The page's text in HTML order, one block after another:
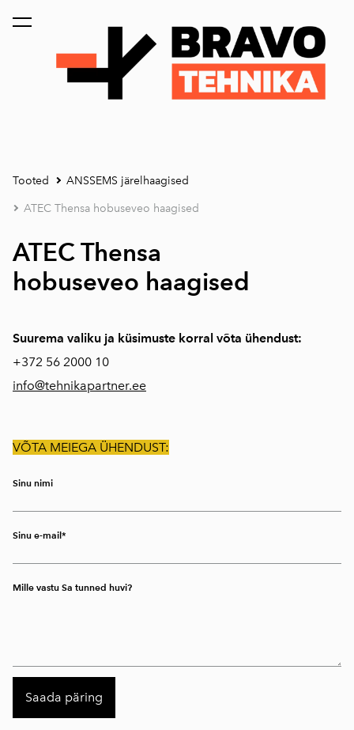
lisati ostukorvi. Vaata ostukorvi
Tooted ANSSEMS järelhaagised
ATEC Thensa hobuseveo haagised
ATEC Thensa
hobuseveo haagised
Suurema valiku ja küsimuste korral võta ühendust:
+372 56 2000 10
info@tehnikapartner.ee
VÕTA MEIEGA ÜHENDUST:
Sinu nimi
Sinu e-mail
Mille vastu Sa tunned huvi?